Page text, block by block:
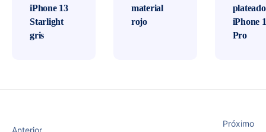
iPhone 13
Starlight
gris
material
rojo
iPhone
Pro
Próximo